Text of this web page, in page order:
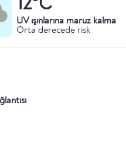
12°C
UV ışınlarına maruz kalma
Orta derecede risk